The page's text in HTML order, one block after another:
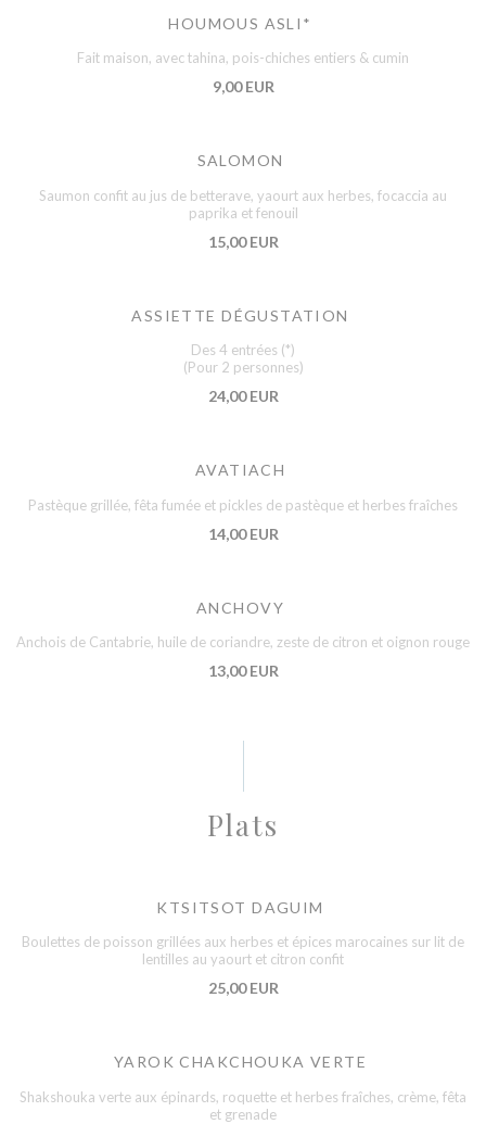
HOUMOUS ASLI*
Fait maison, avec tahina, pois-chiches entiers & cumin
9,00 EUR
SALOMON
Saumon confit au jus de betterave, yaourt aux herbes, focaccia au
paprika et fenouil
15,00 EUR
ASSIETTE DÉGUSTATION
Des 4 entrées (*)
(Pour 2 personnes)
24,00 EUR
AVATIACH
Pastèque grillée, fêta fumée et pickles de pastèque et herbes fraîches
14,00 EUR
ANCHOVY
Anchois de Cantabrie, huile de coriandre, zeste de citron et oignon rouge
13,00 EUR
Plats
KTSITSOT DAGUIM
Boulettes de poisson grillées aux herbes et épices marocaines sur lit de
lentilles au yaourt et citron confit
25,00 EUR
YAROK CHAKCHOUKA VERTE
Shakshouka verte aux épinards, roquette et herbes fraîches, crème, fêta
et grenade